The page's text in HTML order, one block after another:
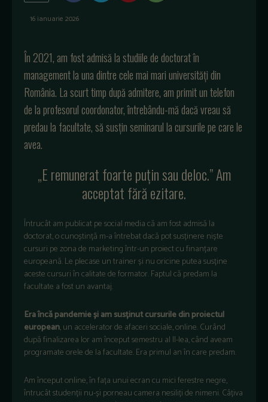
16 ianuarie 2026
În 2021, am fost admisă la studiile de doctorat în
management la una dintre cele mai mari universități din
România. La scurt timp după admitere, am primit un telefon
de la profesorul coordonator, întrebându-mă dacă vreau să
predau la facultate, să susțin seminarul la cursurile pe care le
avea.
„E remunerat foarte puțin sau deloc.” Am
acceptat fără ezitare.
Întrucât am publicat pe social media că am fost admisă la
doctorat, o cunoștință m-a întrebat dacă pot susținere niște
cursuri pe zona de marketing într-un proiect cu finanțare
europeană. Le plecase un trainer și nu oricine putea susține
aceste cursuri în calitate de formator. Faptul că predam la
facultate a fost un avantaj.
Era încă pandemie și am susținut cursurile din proiectul
european, un accelerator de afaceri sociale, online. Curând
după finalizarea lor am început semestru al II-lea, când aveam
programate orele de la facultate. Era primul an în care predam.
Am început online, în fața unui ecran cu mici ferestre negre,
întrucât studenții nu-și porneau camera nesiliți de nimeni. Câțiva